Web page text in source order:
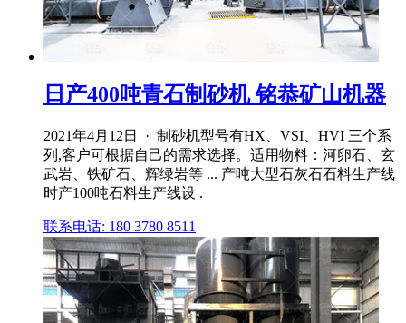
日产400吨青石制砂机 铭恭矿山机器
2021年4月12日 · 制砂机型号有HX、VSI、HVI 三个系
列,客户可根据自己的需求选择。适用物料：河卵石、玄
武岩、铁矿石、辉绿岩等 ... 产吨大型石灰石石料生产线
时产100吨石料生产线设 .
联系电话: 180 3780 8511